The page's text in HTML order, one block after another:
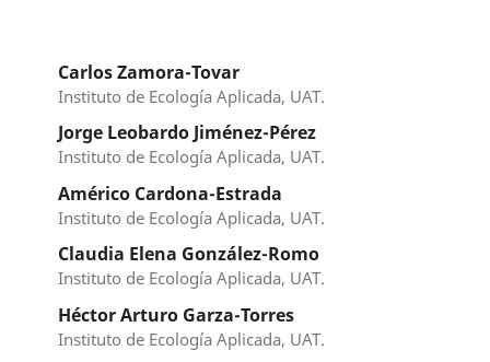
Carlos Zamora-Tovar
Instituto de Ecología Aplicada, UAT.
Jorge Leobardo Jiménez-Pérez
Instituto de Ecología Aplicada, UAT.
Américo Cardona-Estrada
Instituto de Ecología Aplicada, UAT.
Claudia Elena González-Romo
Instituto de Ecología Aplicada, UAT.
Héctor Arturo Garza-Torres
Instituto de Ecología Aplicada, UAT.